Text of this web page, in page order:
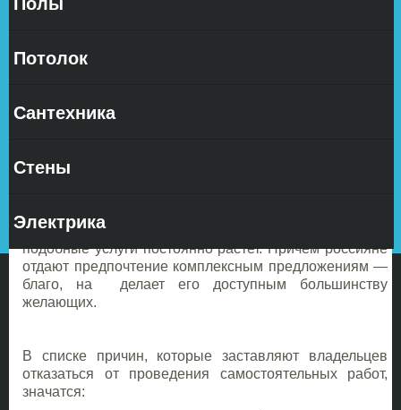
Потолок
Сантехника
Стены
Электрика
собственном комфортном жилье, но далеко не
с ремонтом квартиры. Именно поэтому спрос на
ремонта квартир под ключ цена за квадратный метр
подобные услуги постоянно растет. Причем россияне
отдают предпочтение комплексным предложениям ―
благо, на делает его доступным большинству
желающих.
В списке причин, которые заставляют владельцев
отказаться от проведения самостоятельных работ,
значатся: